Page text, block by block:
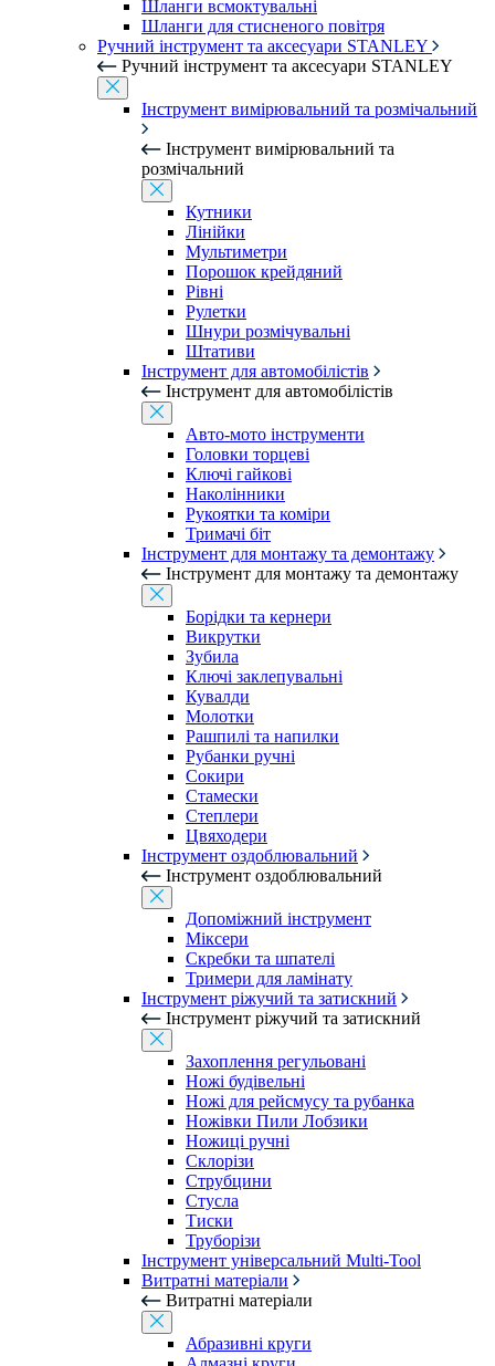
Шланги всмоктувальні
Шланги для стисненого повітря
Ручний інструмент та аксесуари STANLEY
Ручний інструмент та аксесуари STANLEY
Інструмент вимірювальний та розмічальний
Інструмент вимірювальний та
розмічальний
Кутники
Лінійки
Мультиметри
Порошок крейдяний
Рівні
Рулетки
Шнури розмічувальні
Штативи
Інструмент для автомобілістів
Інструмент для автомобілістів
Авто-мото інструменти
Головки торцеві
Ключі гайкові
Наколінники
Рукоятки та коміри
Тримачі біт
Інструмент для монтажу та демонтажу
Інструмент для монтажу та демонтажу
Борідки та кернери
Викрутки
Зубила
Ключі заклепувальні
Кувалди
Молотки
Рашпилі та напилки
Рубанки ручні
Сокири
Стамески
Степлери
Цвяходери
Інструмент оздоблювальний
Інструмент оздоблювальний
Допоміжний інструмент
Міксери
Скребки та шпателі
Тримери для ламінату
Інструмент ріжучий та затискний
Інструмент ріжучий та затискний
Захоплення регульовані
Ножі будівельні
Ножі для рейсмусу та рубанка
Ножівки Пили Лобзики
Ножиці ручні
Склорізи
Струбцини
Стусла
Тиски
Труборізи
Інструмент універсальний Multi-Tool
Витратні матеріали
Витратні матеріали
Абразивні круги